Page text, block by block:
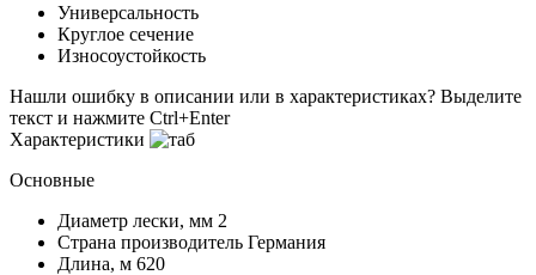
Универсальность
Круглое сечение
Износоустойкость
Нашли ошибку в описании или в характеристиках? Выделите
текст и нажмите Ctrl+Enter
Характеристики
Основные
Диаметр лески, мм 2
Страна производитель Германия
Длина, м 620